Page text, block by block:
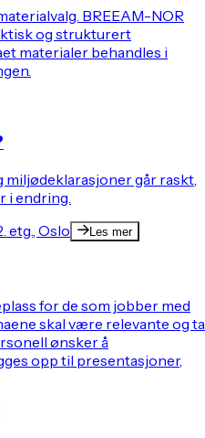
BREEAM-NOR
og strukturert
materialer behandles i
går raskt,
i endring.
etg., Oslo Les mer
for de som jobber med
skal være relevante og ta
ønsker å
opp til presentasjoner,